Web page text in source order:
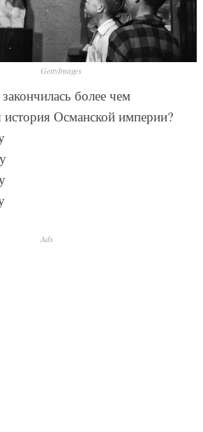
GettyImages
более чем
история Османской империи?
Ads